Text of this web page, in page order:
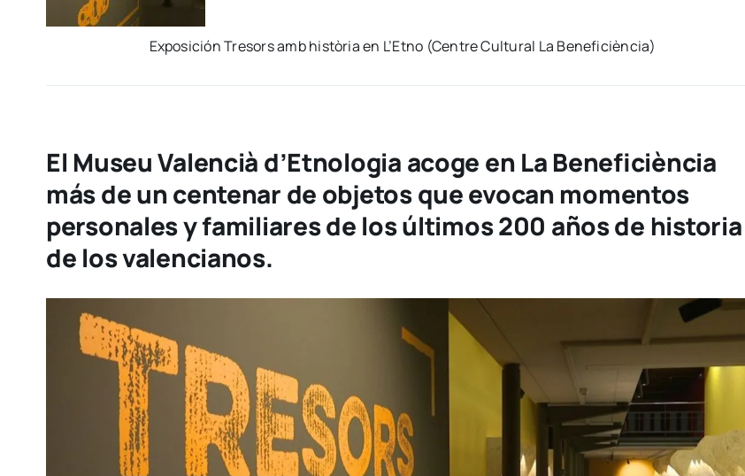
Expo­si­ción Tre­sors amb his­tò­ria en L’Etno (Cen­tre Cul­tu­ral La Bene­fi­cièn­cia)
El Museu Valencià d’Etnologia acoge en La Beneficiència
más de un centenar de objetos que evocan momentos
personales y familiares de los últimos 200 años de historia
de los valencianos.